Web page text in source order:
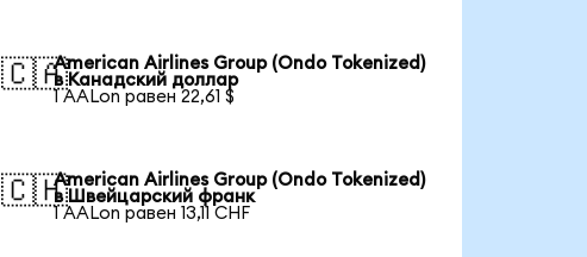
🇨🇦American Airlines Group (Ondo Tokenized)
в Канадский доллар
1 AALon равен 22,61 $
🇨🇭American Airlines Group (Ondo Tokenized)
в Швейцарский франк
1 AALon равен 13,11 CHF